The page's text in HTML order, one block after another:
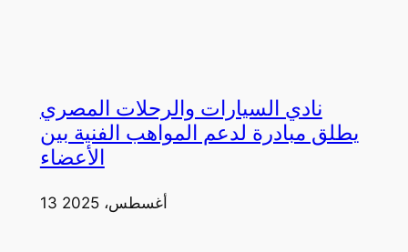
نادي السيارات والرحلات المصري
يطلق مبادرة لدعم المواهب الفنية بين
الأعضاء
13 أغسطس، 2025